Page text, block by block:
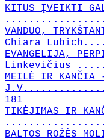
KITUS ĮVEIKTI
VANDUO,
Chiara
EVANGELIJA,
Linkevičius
MEILĖ IR KANČIA
181
TIKĖJIMAS IR
BALTOS ROŽĖS